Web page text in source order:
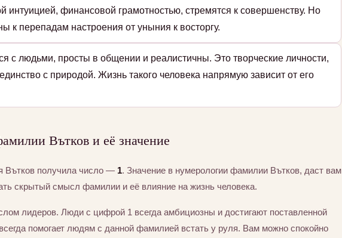
интуицией, финансовой грамотностью, стремятся к совершенству. Но
к перепадам настроения от уныния к восторгу.
с людьми, просты в общении и реалистичны. Это творческие личности,
с природой. Жизнь такого человека напрямую зависит от его
Вътков и её значение
Вътков получила число — 1. Значение в нумерологии фамилии Вътков, даст вам
скрытый смысл фамилии и её влияние на жизнь человека.
лидеров. Люди с цифрой 1 всегда амбициозны и достигают поставленной
помогает людям с данной фамилией встать у руля. Вам можно спокойно